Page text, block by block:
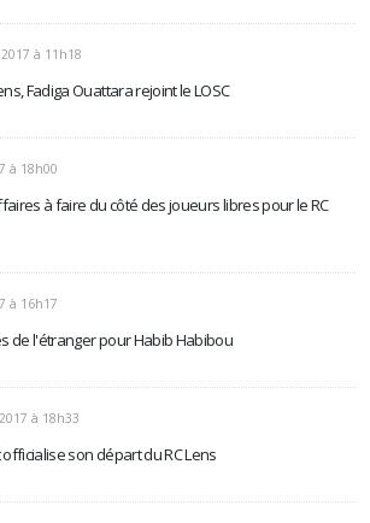
à 11h18
Fadiga Ouattara rejoint le LOSC
à 18h00
à faire du côté des joueurs libres pour le RC
à 16h17
de l'étranger pour Habib Habibou
à 18h33
son départ du RC Lens